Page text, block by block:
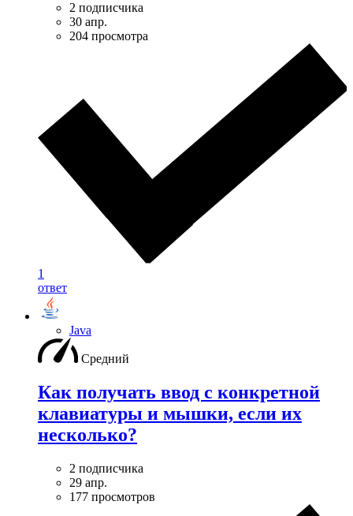
2 подписчика
30 апр.
204 просмотра
1
ответ
Java
Средний
Как получать ввод с конкретной
клавиатуры и мышки, если их
несколько?
2 подписчика
29 апр.
177 просмотров